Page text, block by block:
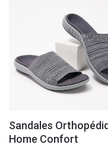
Sandales
Home Confort